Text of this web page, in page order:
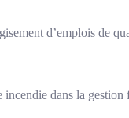
d’emplois de
dans la gestion